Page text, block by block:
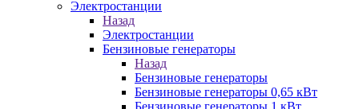
Электростанции
Назад
Электростанции
Бензиновые генераторы
Назад
Бензиновые генераторы
Бензиновые генераторы 0,65 кВт
Бензиновые генераторы 1 кВт